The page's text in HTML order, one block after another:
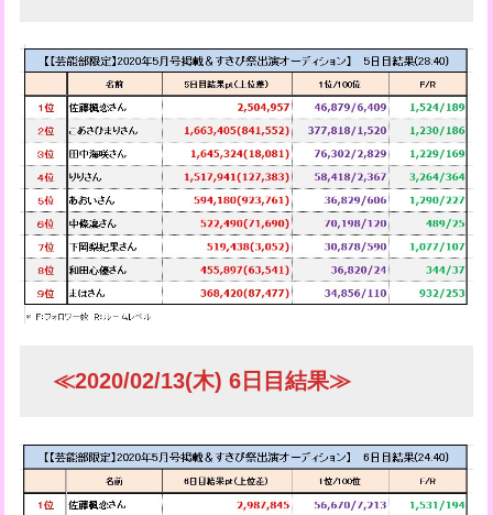
≪2020/02/13(木) 6日目結果≫